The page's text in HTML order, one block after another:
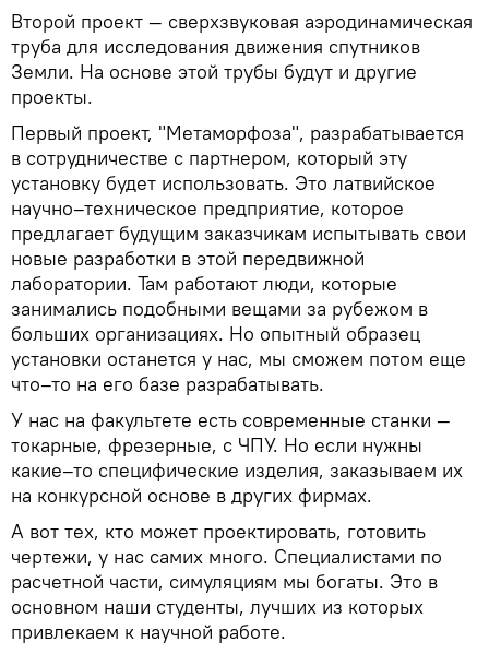
Второй проект — сверхзвуковая аэродинамическая
труба для исследования движения спутников
Земли. На основе этой трубы будут и другие
проекты.
Первый проект, "Метаморфоза", разрабатывается
в сотрудничестве с партнером, который эту
установку будет использовать. Это латвийское
научно–техническое предприятие, которое
предлагает будущим заказчикам испытывать свои
новые разработки в этой передвижной
лаборатории. Там работают люди, которые
занимались подобными вещами за рубежом в
больших организациях. Но опытный образец
установки останется у нас, мы сможем потом еще
что–то на его базе разрабатывать.
У нас на факультете есть современные станки —
токарные, фрезерные, с ЧПУ. Но если нужны
какие–то специфические изделия, заказываем их
на конкурсной основе в других фирмах.
А вот тех, кто может проектировать, готовить
чертежи, у нас самих много. Специалистами по
расчетной части, симуляциям мы богаты. Это в
основном наши студенты, лучших из которых
привлекаем к научной работе.